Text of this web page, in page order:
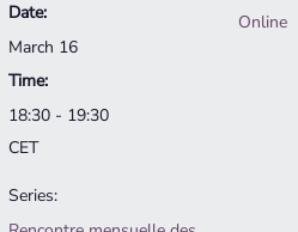
Date:
March 16
Time:
18:30 - 19:30
CET
Series:
Online